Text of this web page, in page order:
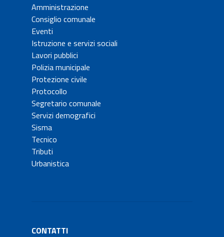
Amministrazione
Consiglio comunale
Eventi
Istruzione e servizi sociali
Lavori pubblici
Polizia municipale
Protezione civile
Protocollo
Segretario comunale
Servizi demografici
Sisma
Tecnico
Tributi
Urbanistica
CONTATTI